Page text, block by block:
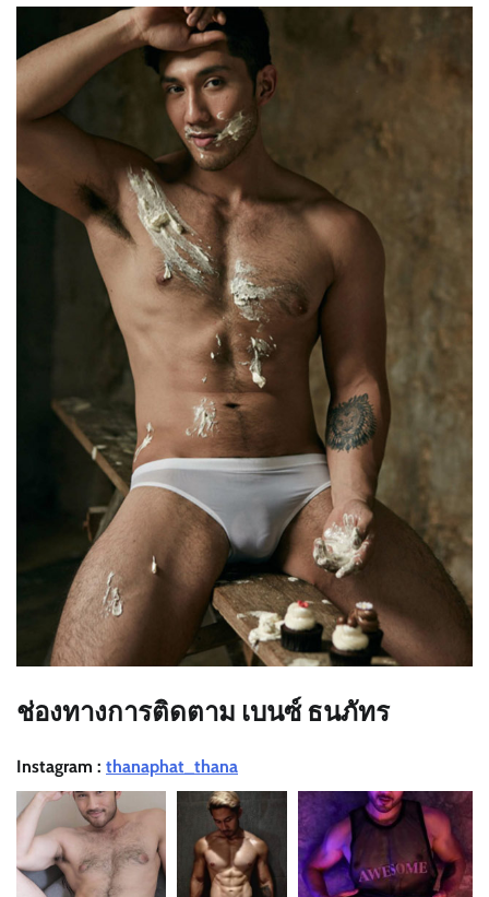
ช่องทางการติดตาม เบนซ์ ธนภัทร
Instagram : thanaphat_thana